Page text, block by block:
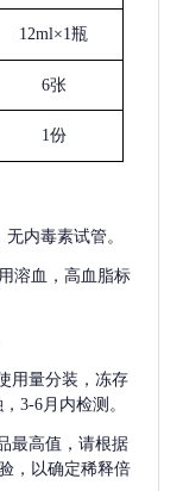
12ml×1瓶
6张
1份
内毒素试管。
溶血，高血脂标
用量分装，冻存
3-6月内检测。
最高值，请根据
，以确定稀释倍